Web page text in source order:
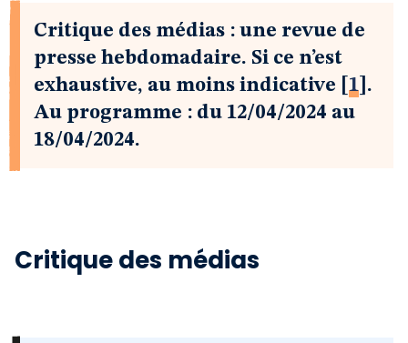
Critique des médias : une revue de
presse hebdomadaire. Si ce n’est
exhaustive, au moins indicative
1 .
Au programme : du 12/04/2024 au
18/04/2024.
Critique des médias